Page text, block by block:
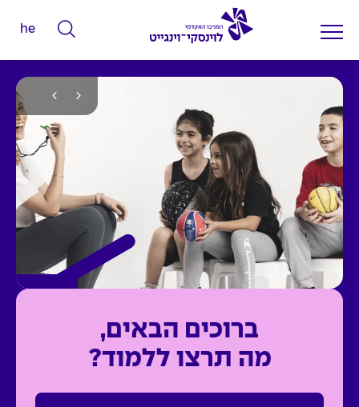
ה
ק
ם
ל
י
he
ברוכים הבאים,
מה תרצו ללמוד?